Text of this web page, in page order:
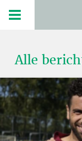
Alle